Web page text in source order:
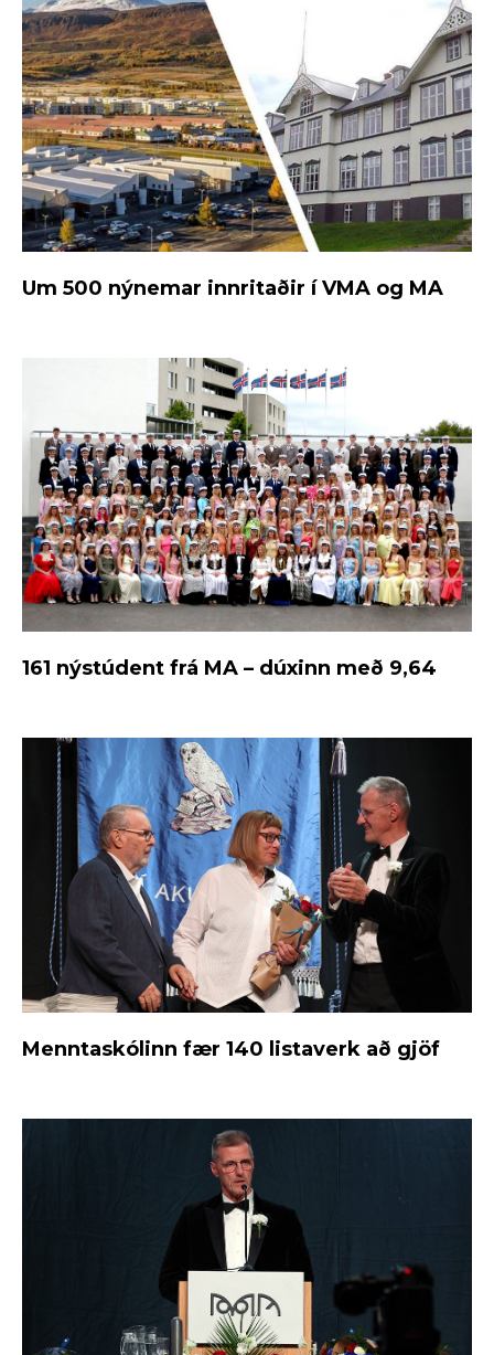
Um 500 nýnemar innritaðir í VMA og MA
161 nýstúdent frá MA – dúxinn með 9,64
Menntaskólinn fær 140 listaverk að gjöf